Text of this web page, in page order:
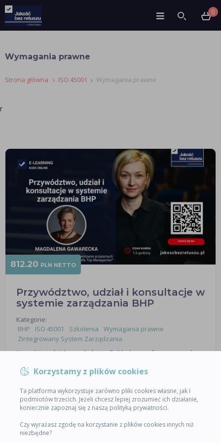
0
Wymagania prawne
Strona główna ISO 45001 Wymagania prawne
r
Przywództwo, udział i konsultacje w
systemie zarządzania BHP
Kategorie:
BHP
ISO 45001 Szkolenia
Wymagania prawne
Zintegrowany System Zarządzania
Korzyści z udziału w szkoleniu: Dokładna analiza wymagań
pracowników w kształtowaniu systemu zarządzania BHP i
zasad prowadzenia konsultacji Powiązanie ww. wymagań z
wymaganiami…
812.20 PLN NETTO
SPRZEDAŻ WYŁĄCZONA
Korzystamy z plików cookies
Ta platforma wykorzystuje zarówno pliki cookies własne, jak i
podmiotów trzecich. Jeżeli chcesz lepiej zrozumieć ich działanie,
koniecznie zapoznaj się z naszą polityką prywatności.
Czy wyrażasz zgodę na korzystanie z plików cookies innych niż
niezbędne?